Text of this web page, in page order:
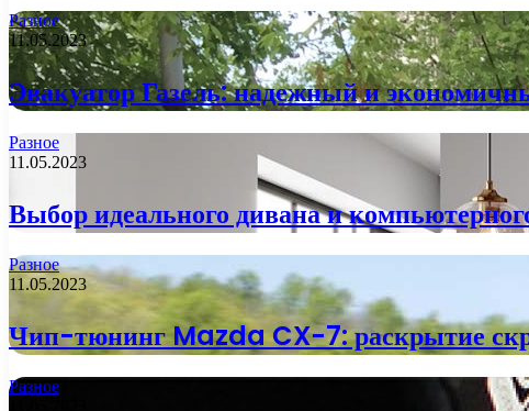
Разное
11.05.2023
Эвакуатор Газель: надежный и
Разное
11.05.2023
Выбор идеального дивана и
Разное
11.05.2023
Чип-тюнинг Mazda CX-7: раскрытие
Разное